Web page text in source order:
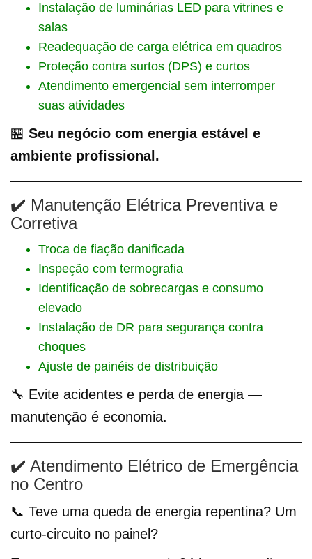
Instalação de luminárias LED para vitrines e
salas
Readequação de carga elétrica em quadros
Proteção contra surtos (DPS) e curtos
Atendimento emergencial sem interromper
suas atividades
🏪 Seu negócio com energia estável e
ambiente profissional.
✔️ Manutenção Elétrica Preventiva e
Corretiva
Troca de fiação danificada
Inspeção com termografia
Identificação de sobrecargas e consumo
elevado
Instalação de DR para segurança contra
choques
Ajuste de painéis de distribuição
🔧 Evite acidentes e perda de energia —
manutenção é economia.
✔️ Atendimento Elétrico de Emergência
no Centro
📞 Teve uma queda de energia repentina? Um
curto-circuito no painel?